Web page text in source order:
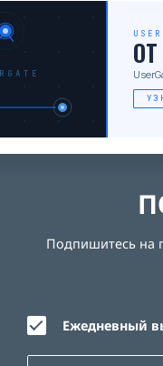
Подпишитесь на
Ежедневный